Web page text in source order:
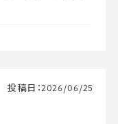
投稿日：2026/06/25